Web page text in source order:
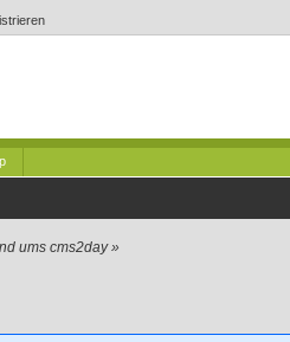
ums cms2day»